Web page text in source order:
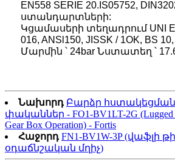
EN558 SERIE 20.IS05752,
ստանդարտների:
Կցամասերի տեղադրում UNI
016, ANSl150, JISSK / 1OK, BS
Մարմին ՝ 24bar Նստատեղ ՝
Նախորդ Բարձր հստակեցման
փականներ - FO1-BV1LT-2G (Lugged
Gear Box Operation) - Fortis
Հաջորդ FN1-BV1W-3P (վաֆլի
օդաճնշական մղիչ)